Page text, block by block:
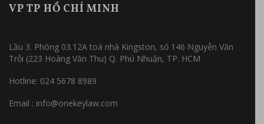
VP TP HỒ CHÍ MINH
Lầu 3. Phòng 03.12A toà nhà Kingston, số 146 Nguyễn Văn
Trỗi (223 Hoàng Văn Thu) Q. Phú Nhuận, TP. HCM
Hotline: 024 5678 8989
Email : info@onekeylaw.com